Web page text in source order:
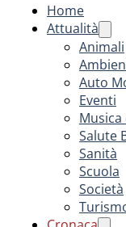
Home
Attualità
Animali
Auto
Eventi
Salute
Sanità
Scuola
Società